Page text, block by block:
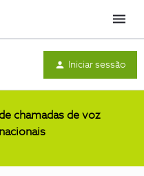
Menu
Iniciar sessão
chamadas de voz